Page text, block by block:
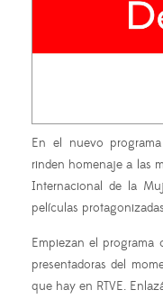
En el nuevo
rinden homenaje a las
Internacional de la
películas
Empiezan el programa
presentadoras del
que hay en RTVE.